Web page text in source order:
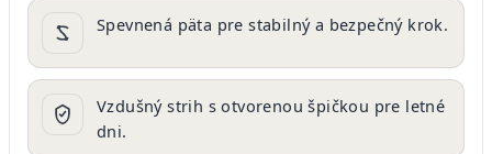
Spevnená päta pre stabilný a bezpečný krok.
Vzdušný strih s otvorenou špičkou pre letné
dni.